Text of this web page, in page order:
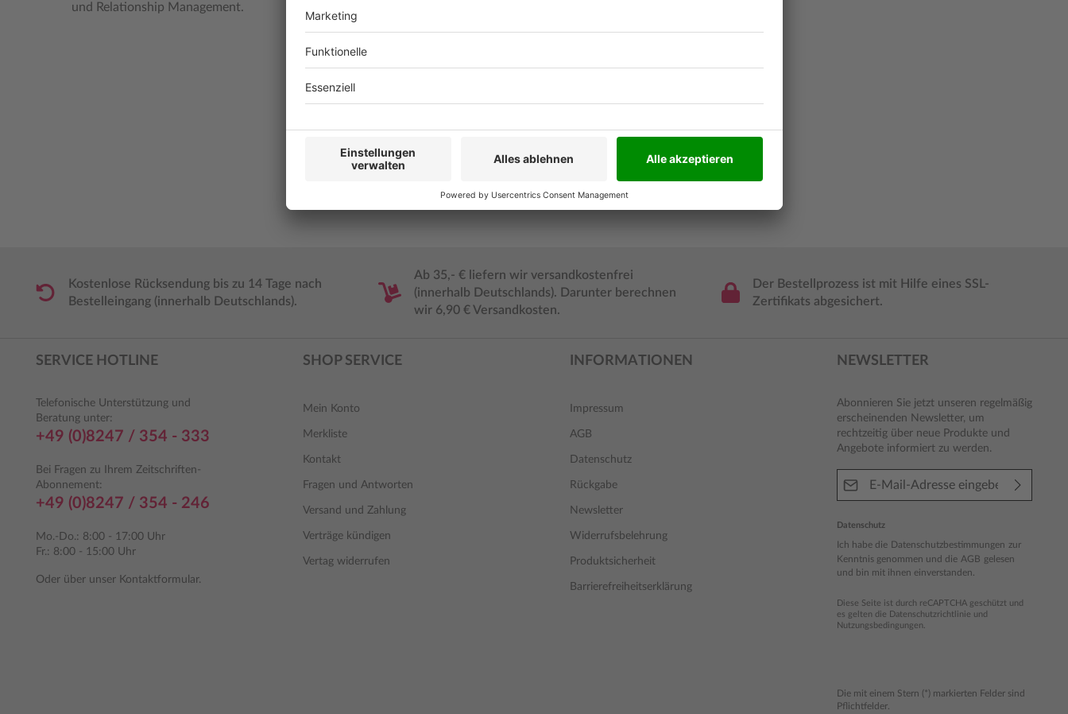
und Relationship Management.
Inhaltsverzeichnis
Leseprobe
Kostenlose Rücksendung bis zu 14 Tage nach
Bestelleingang (innerhalb Deutschlands).
Ab 35,- € liefern wir versandkostenfrei
(innerhalb Deutschlands). Darunter berechnen
wir 6,90 € Versandkosten.
Der Bestellprozess ist mit Hilfe eines SSL-
Zertifikats abgesichert.
SERVICE HOTLINE
Telefonische Unterstützung und
Beratung unter:
+49 (0)8247 / 354 - 333
Bei Fragen zu Ihrem Zeitschriften-
Abonnement:
+49 (0)8247 / 354 - 246
Mo.-Do.: 8:00 - 17:00 Uhr
Fr.: 8:00 - 15:00 Uhr
Oder über unser Kontaktformular.
SHOP SERVICE
Mein Konto
Merkliste
Kontakt
Fragen und Antworten
Versand und Zahlung
Verträge kündigen
Vertag widerrufen
INFORMATIONEN
Impressum
AGB
Datenschutz
Rückgabe
Newsletter
Widerrufsbelehrung
Produktsicherheit
Barrierefreiheitserklärung
NEWSLETTER
Abonnieren Sie jetzt unseren regelmäßig
erscheinenden Newsletter, um
rechtzeitig über neue Produkte und
Angebote informiert zu werden.
Datenschutz
Ich habe die Datenschutzbestimmungen zur
Kenntnis genommen und die AGB gelesen
und bin mit ihnen einverstanden.
Diese Seite ist durch reCAPTCHA geschützt und
es gelten die Datenschutzrichtlinie und
Nutzungsbedingungen
Die mit einem Stern (*) markierten Felder sind
Pflichtfelder.